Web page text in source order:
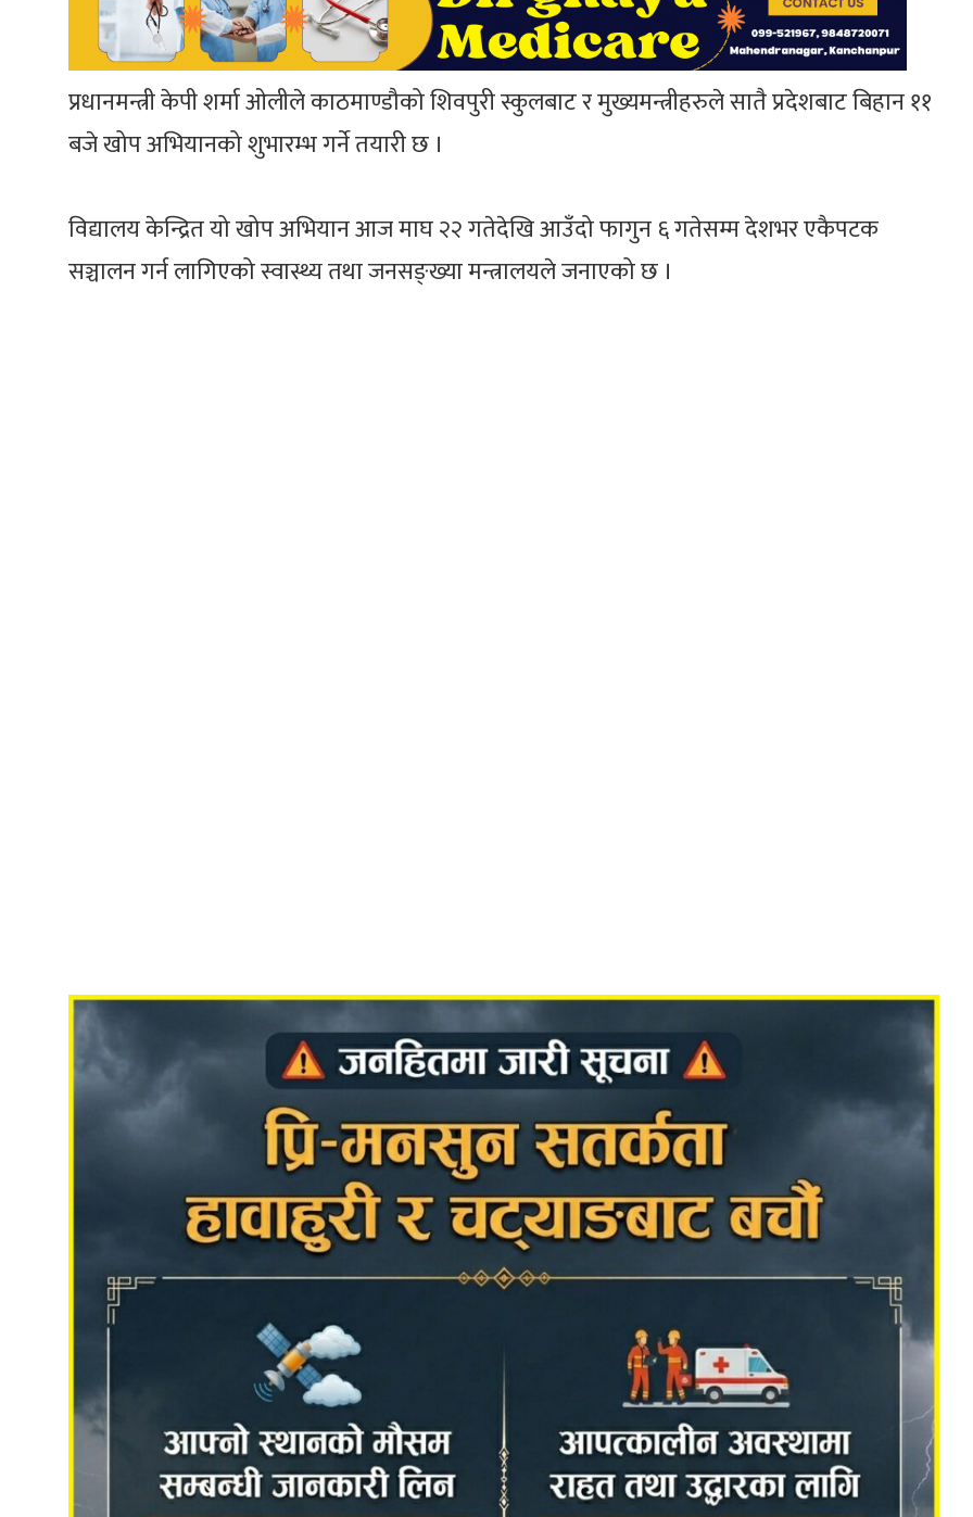
प्रधानमन्त्री केपी शर्मा ओलीले काठमाण्डौको शिवपुरी स्कुलबाट र मुख्यमन्त्रीहरुले सातै प्रदेशबाट बिहान ११
बजे खोप अभियानको शुभारम्भ गर्ने तयारी छ ।
विद्यालय केन्द्रित यो खोप अभियान आज माघ २२ गतेदेखि आउँदो फागुन ६ गतेसम्म देशभर एकैपटक
सञ्चालन गर्न लागिएको स्वास्थ्य तथा जनसङ्ख्या मन्त्रालयले जनाएको छ ।